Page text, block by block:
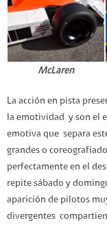
McLaren
La acción en pista
la emotividad y son el
emotiva que separa
grandes o
perfectamente en el
repite sábado y
aparición de pilotos
divergentes